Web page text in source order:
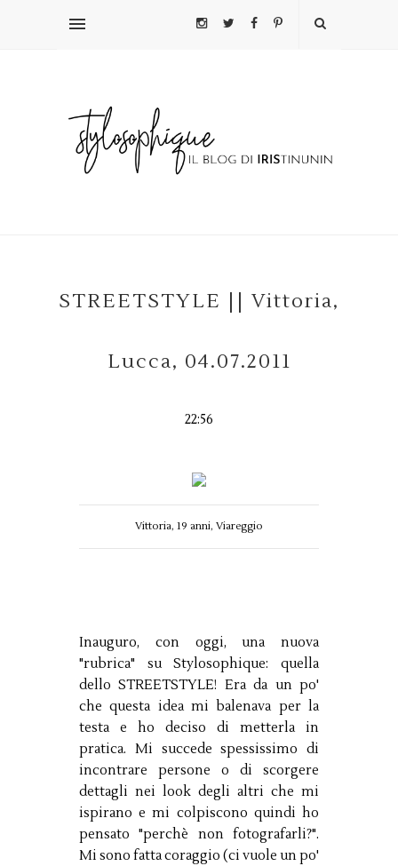
STREETSTYLE || Vittoria,
Lucca, 04.07.2011
22:56
Vittoria, 19 anni, Viareggio
Inauguro, con oggi, una nuova
"rubrica" su Stylosophique: quella
dello STREETSTYLE! Era da un po'
che questa idea mi balenava per la
testa e ho deciso di metterla in
pratica. Mi succede spessissimo di
incontrare persone o di scorgere
dettagli nei look degli altri che mi
ispirano e mi colpiscono quindi ho
pensato "perchè non fotografarli?".
Mi sono fatta coraggio (ci vuole un po'